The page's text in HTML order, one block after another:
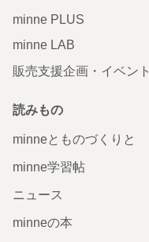
minne PLUS
minne LAB
販売支援企画・イベント
読みもの
minneとものづくりと
minne学習帖
ニュース
minneの本